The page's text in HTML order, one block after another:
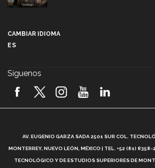
2026! (video)
¿Cómo es el Modelo Educativo
CAMBIAR IDIOMA
ES
Síguenos
AV. EUGENIO GARZA SADA 2501 SUR COL.
MONTERREY, NUEVO LEÓN, MÉXICO | TEL. +52 (81)
TECNOLÓGICO Y DE ESTUDIOS SUPERIORES DE